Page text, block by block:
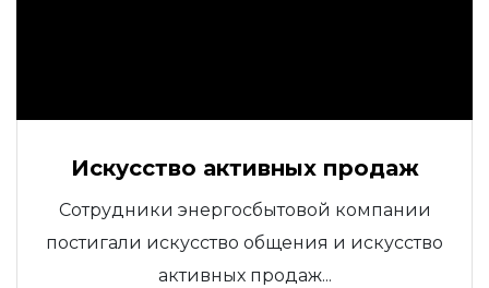
Искусство активных продаж
Сотрудники энергосбытовой компании
постигали искусство общения и искусство
активных продаж...